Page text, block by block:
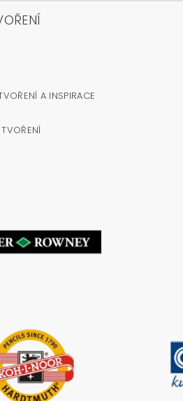
A INSPIRACE